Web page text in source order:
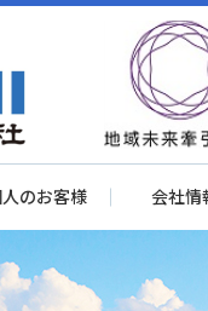
のお客様 会社情